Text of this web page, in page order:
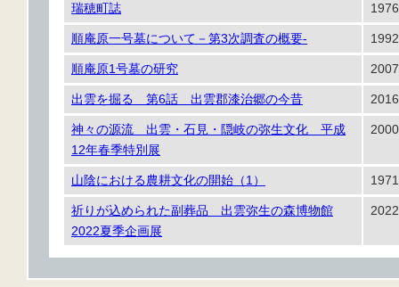
瑞穂町誌
順庵原一号墓について－第3次調査の概要-
順庵原1号墓の研究
出雲を掘る 第6話 出雲郡漆治郷の今昔
神々の源流 出雲・石見・隠岐の弥生文化 平成
12年春季特別展
山陰における農耕文化の開始（1） 1971
祈りが込められた副葬品 出雲弥生の森博物館
2022夏季企画展